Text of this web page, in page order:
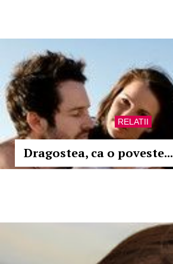
RELATII
Dragostea, ca o poveste...